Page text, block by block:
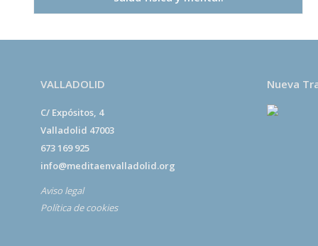
VALLADOLID
C/ Expósitos, 4
Valladolid 47003
673 169 925
info@meditaenvalladolid.org
Aviso legal
Política de cookies
Nueva